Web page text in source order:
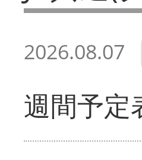
2026.08.07
週間予定